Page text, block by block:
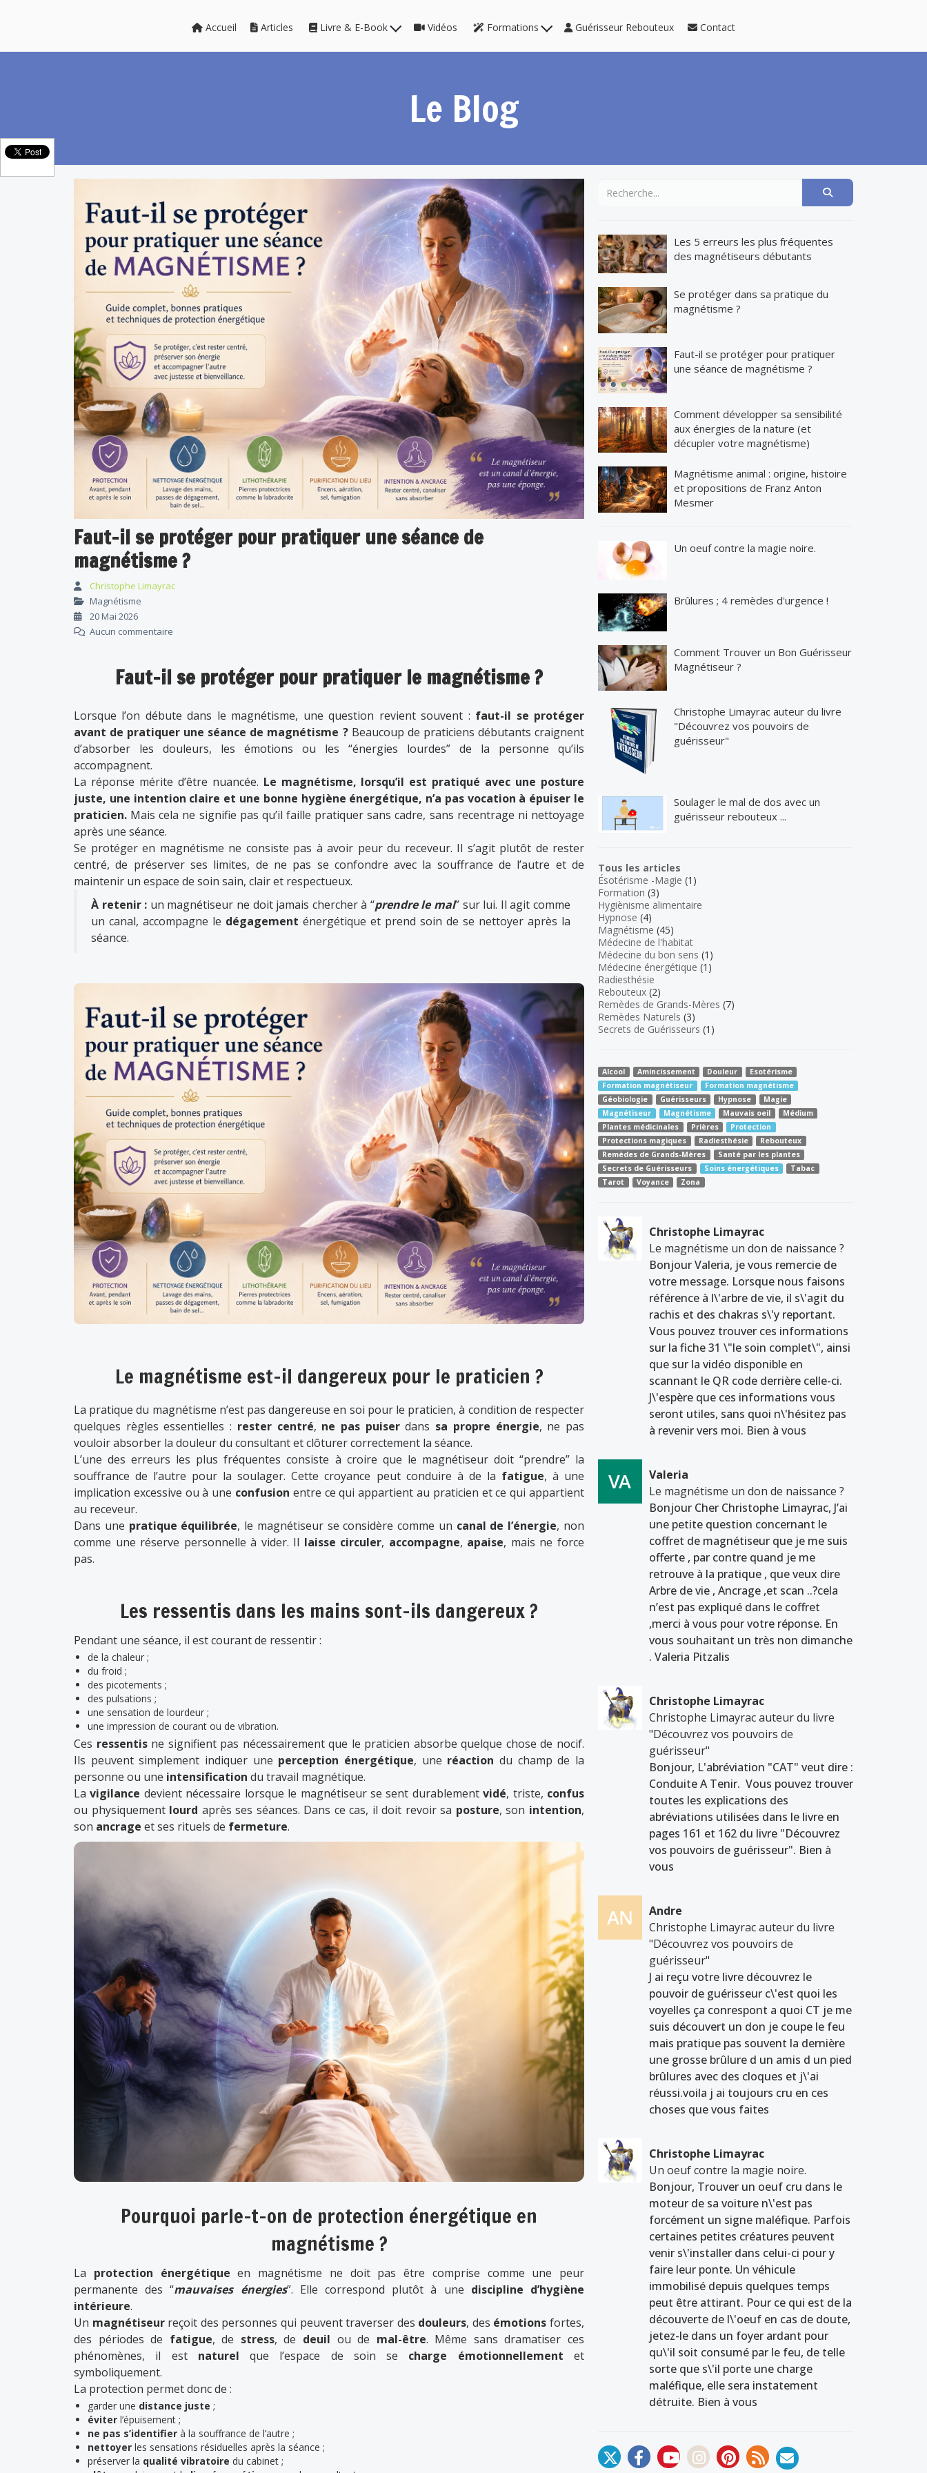
Accueil Articles Livre & E-Book Vidéos Formations Guérisseur Rebouteux Contact
Le Blog
Faut-il se protéger pour pratiquer une séance de
magnétisme ?
Christophe Limayrac
Magnétisme
20 Mai 2026
Aucun commentaire
Faut-il se protéger pour pratiquer le magnétisme ?
Lorsque l’on débute dans le magnétisme, une question revient souvent : faut-il se protéger
avant de pratiquer une séance de magnétisme ?Beaucoup de praticiens débutants craignent
d’absorber les douleurs, les émotions ou les “énergies lourdes” de la personne qu’ils
accompagnent.
La réponse mérite d’être nuancée. Le magnétisme, lorsqu’il est pratiqué avec une posture
juste, une intention claire et une bonne hygiène énergétique, n’a pas vocation à épuiser le
praticien. Mais cela ne signifie pas qu’il faille pratiquer sans cadre, sans recentrage ni nettoyage
après une séance.
Se protéger en magnétisme ne consiste pas à avoir peur du receveur. Il s’agit plutôt de rester
centré, de préserver ses limites, de ne pas se confondre avec la souffrance de l’autre et de
maintenir un espace de soin sain, clair et respectueux.
À retenir : un magnétiseur ne doit jamais chercher à “prendre le mal” sur lui. Il agit comme
un canal, accompagne le dégagement énergétique et prend soin de se nettoyer après la
séance.
Le magnétisme est-il dangereux pour le praticien ?
La pratique du magnétisme n’est pas dangereuse en soi pour le praticien, à condition de respecter
quelques règles essentielles : rester centré, ne pas puiserdans sa propre énergie, ne pas
vouloir absorber la douleur du consultant et clôturer correctement la séance.
L’une des erreurs les plus fréquentes consiste à croire que le magnétiseur doit “prendre” la
souffrance de l’autre pour la soulager. Cette croyance peut conduire à de la fatigue, à une
implication excessive ou à une confusion entre ce qui appartient au praticien et ce qui appartient
au receveur.
Dans une pratique équilibrée, le magnétiseur se considère comme un canal de l’énergie, non
comme une réserve personnelle à vider. Il laisse circuler, accompagne, apaise, mais ne force
pas.
Les ressentis dans les mains sont-ils dangereux ?
Pendant une séance, il est courant de ressentir :
de la chaleur ;
du froid ;
des picotements ;
des pulsations ;
une sensation de lourdeur ;
une impression de courant ou de vibration.
Ces ressentisne signifient pas nécessairement que le praticien absorbe quelque chose de nocif.
Ils peuvent simplement indiquer une perception énergétique, une réaction du champ de la
personne ou une intensification du travail magnétique.
Lavigilance devient nécessaire lorsque le magnétiseur se sent durablementvidé, triste, confus
ou physiquement lourd après ses séances. Dans ce cas, il doit revoir sa posture, son intention,
son ancrage et ses rituels de fermeture.
Pourquoi parle-t-on de protection énergétique en
magnétisme ?
La protection énergétique en magnétisme ne doit pas être comprise comme une peur
permanente des “mauvaises énergies”. Elle correspond plutôt à une discipline d’hygiène
intérieure.
Un magnétiseurreçoit des personnes qui peuvent traverser des douleurs, des émotions fortes,
des périodes de fatigue, de stress, de deuil ou de mal-être. Même sans dramatiser ces
phénomènes, il est naturel que l’espace de soin se charge émotionnellementet
symboliquement.
La protection permet donc de :
garder une distance juste ;
éviter l’épuisement ;
ne pas s’identifier à la souffrance de l’autre ;
nettoyer les sensations résiduelles après la séance ;
préserver la qualité vibratoire du cabinet ;
Les 5 erreurs les plus fréquentes
des magnétiseurs débutants
Se protéger dans sa pratique du
magnétisme ?
Faut-il se protéger pour pratiquer
une séance de magnétisme ?
Comment développer sa sensibilité
aux énergies de la nature (et
décupler votre magnétisme)
Magnétisme animal : origine, histoire
et propositions de Franz Anton
Mesmer
Un oeuf contre la magie noire.
Brûlures ; 4 remèdes d'urgence !
Comment Trouver un Bon Guérisseur
Magnétiseur ?
Christophe Limayrac auteur du livre
"Découvrez vos pouvoirs de
guérisseur"
Soulager le mal de dos avec un
guérisseur rebouteux ...
Tous les articles
Ésotérisme -Magie (1)
Formation (3)
Hygiènisme alimentaire
Hypnose (4)
Magnétisme (45)
Médecine de l'habitat
Médecine du bon sens (1)
Médecine énergétique (1)
Radiesthésie
Rebouteux (2)
Remèdes de Grands-Mères (7)
Remèdes Naturels (3)
Secrets de Guérisseurs (1)
Alcool Amincissement Douleur
Esotérisme
Formation magnétiseur
Formation magnétisme
Géobiologie
Guérisseurs Hypnose
Magie
Magnétiseur
Magnétisme Mauvais oeil
Médium
Plantes médicinales
Prières
Protection
Protections magiques
Radiesthésie
Rebouteux
Remèdes de Grands-Mères
Santé par les plantes
Secrets de Guérisseurs
Soins énergétiques
Tabac
Tarot
Voyance Zona
Christophe Limayrac
Le magnétisme un don de naissance ?
Bonjour Valeria, je vous remercie de
votre message. Lorsque nous faisons
référence à l\'arbre de vie, il s\'agit du
rachis et des chakras s\'y reportant.
Vous pouvez trouver ces informations
sur la fiche 31 \"le soin complet\", ainsi
que sur la vidéo disponible en
scannant le QR code derrière celle-ci.
J\'espère que ces informations vous
seront utiles, sans quoi n\'hésitez pas
à revenir vers moi. Bien à vous
Valeria
Le magnétisme un don de naissance ?
Bonjour Cher Christophe Limayrac, J’ai
une petite question concernant le
coffret de magnétiseur que je me suis
offerte , par contre quand je me
retrouve à la pratique , que veux dire
Arbre de vie , Ancrage ,et scan ..?cela
n’est pas expliqué dans le coffret
,merci à vous pour votre réponse. En
vous souhaitant un très non dimanche
. Valeria Pitzalis
Christophe Limayrac
Christophe Limayrac auteur du livre
"Découvrez vos pouvoirs de
guérisseur"
Bonjour, L'abréviation "CAT" veut dire :
Conduite A Tenir. Vous pouvez trouver
toutes les explications des
abréviations utilisées dans le livre en
pages 161 et 162 du livre "Découvrez
vos pouvoirs de guérisseur". Bien à
vous
Andre
Christophe Limayrac auteur du livre
"Découvrez vos pouvoirs de
guérisseur"
J ai reçu votre livre découvrez le
pouvoir de guérisseur c\'est quoi les
voyelles ça conrespont a quoi CT je me
suis découvert un don je coupe le feu
mais pratique pas souvent la dernière
une grosse brûlure d un amis d un pied
brûlures avec des cloques et j\'ai
réussi.voila j ai toujours cru en ces
choses que vous faites
Christophe Limayrac
Un oeuf contre la magie noire.
Bonjour, Trouver un oeuf cru dans le
moteur de sa voiture n\'est pas
forcément un signe maléfique. Parfois
certaines petites créatures peuvent
venir s\'installer dans celui-ci pour y
faire leur ponte. Un véhicule
immobilisé depuis quelques temps
peut être attirant. Pour ce qui est de la
découverte de l\'oeuf en cas de doute,
jetez-le dans un foyer ardant pour
qu\'il soit consumé par le feu, de telle
sorte que s\'il porte une charge
maléfique, elle sera instatement
détruite. Bien à vous